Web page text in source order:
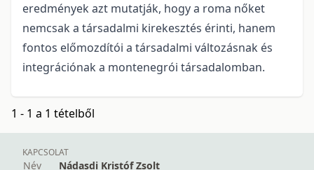
eredmények azt mutatják, hogy a roma nőket
nemcsak a társadalmi kirekesztés érinti, hanem
fontos előmozdítói a társadalmi változásnak és
integrációnak a montenegrói társadalomban.
1 - 1 a 1 tételből
KAPCSOLAT
Név Nádasdi Kristóf Zsolt